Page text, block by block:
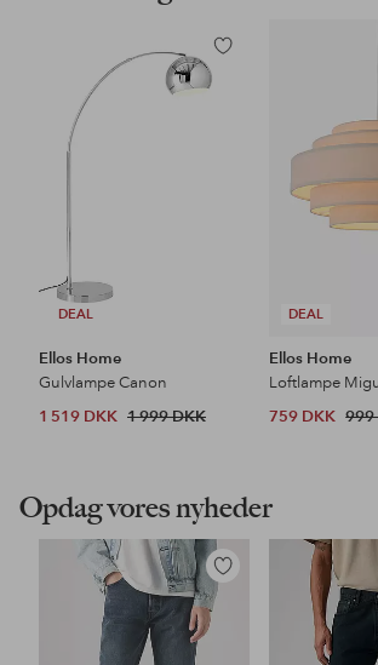
DEAL
Tilføj
til
Ellos Home
Gulvlampe Canon
1 519 DKK 1 999 DKK
DEAL
Ellos Home
Loftlampe
759 DKK 999
Opdag vores nyheder
Tilføj
til
favoritter